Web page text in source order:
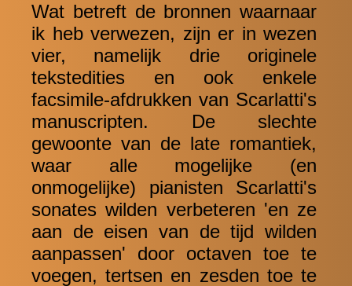
Wat betreft de bronnen waarnaar
ik heb verwezen, zijn er in wezen
vier, namelijk drie originele
tekstedities en ook enkele
facsimile-afdrukken van Scarlatti's
manuscripten. De slechte
gewoonte van de late romantiek,
waar alle mogelijke (en
onmogelijke) pianisten Scarlatti's
sonates wilden verbeteren 'en ze
aan de eisen van de tijd wilden
aanpassen' door octaven toe te
voegen, tertsen en zesden toe te